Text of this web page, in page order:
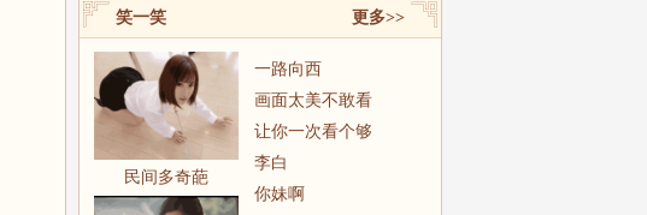
更多>>
笑一笑
民间多奇葩
一路向西
画面太美不敢看
让你一次看个够
李白
你妹啊